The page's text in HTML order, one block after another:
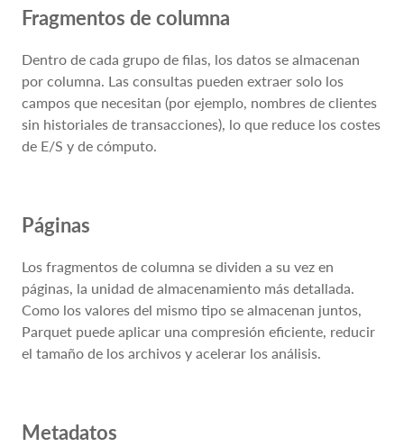
Fragmentos de columna
Dentro de cada grupo de filas, los datos se almacenan
por columna. Las consultas pueden extraer solo los
campos que necesitan (por ejemplo, nombres de clientes
sin historiales de transacciones), lo que reduce los costes
de E/S y de cómputo.
Páginas
Los fragmentos de columna se dividen a su vez en
páginas, la unidad de almacenamiento más detallada.
Como los valores del mismo tipo se almacenan juntos,
Parquet puede aplicar una compresión eficiente, reducir
el tamaño de los archivos y acelerar los análisis.
Metadatos